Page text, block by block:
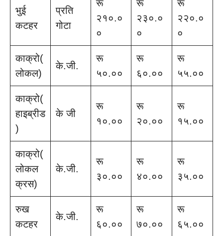
भुई
कटहर
प्रति
गोटा
रू
२१०.०
०
रू
२३०.०
०
रू
२२०.०
०
काक्रो(
लोकल)
के.जी.
रू
५०.००
रू
६०.००
रू
५५.००
काक्रो(
हाइब्रीड
)
के जी
रू
१०.००
रू
२०.००
रू
१५.००
काक्रो(
लोकल
क्रस)
के.जी.
रू
३०.००
रू
४०.००
रू
३५.००
रुख
कटहर
के.जी.
रू
६०.००
रू
७०.००
रू
६५.००